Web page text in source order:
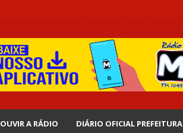
OUVIR A RÁDIO DIÁRIO OFICIAL PREFEITURA